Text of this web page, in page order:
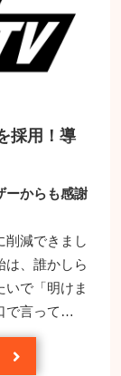
採用！導
ーからも感謝
削減できまし
は、誰かしら
いで「明けま
で言って…